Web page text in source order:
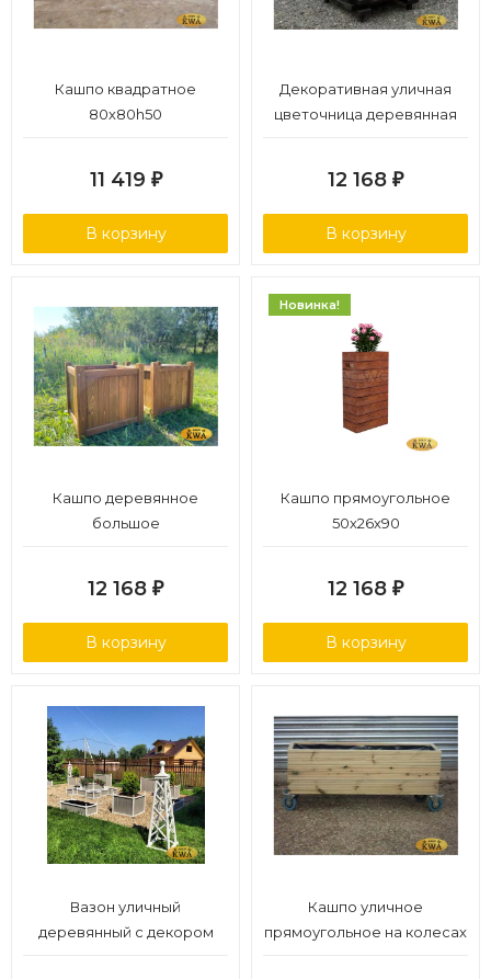
Кашпо квадратное
80х80h50
11 419 ₽
В корзину
Декоративная уличная
цветочница деревянная
12 168 ₽
В корзину
Кашпо деревянное
большое
12 168 ₽
В корзину
Новинка!
Кашпо прямоугольное
50х26х90
12 168 ₽
В корзину
Вазон уличный
деревянный с декором
Кашпо уличное
прямоугольное на колесах